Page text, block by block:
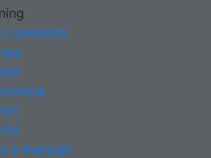
i prodotti
e marsupi